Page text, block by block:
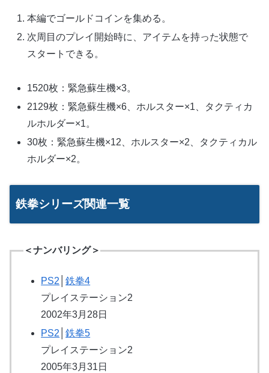
本編でゴールドコインを集める。
次周目のプレイ開始時に、アイテムを持った状態で
スタートできる。
1520枚：緊急蘇生機×3。
2129枚：緊急蘇生機×6、ホルスター×1、タクティカ
ルホルダー×1。
30枚：緊急蘇生機×12、ホルスター×2、タクティカル
ホルダー×2。
鉄拳シリーズ関連一覧
＜ナンバリング＞
PS2 │鉄拳4
プレイステーション2
2002年3月28日
PS2 │鉄拳5
プレイステーション2
2005年3月31日